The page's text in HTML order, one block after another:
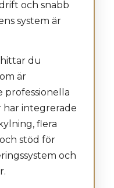
och snabb
system är
hittar du
är
professionella
har integrerade
flera
stöd för
och